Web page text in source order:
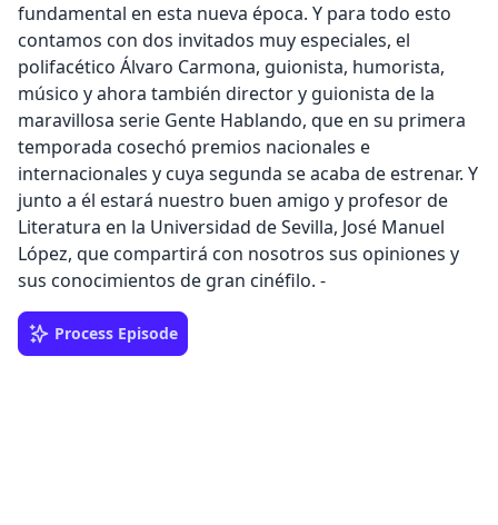
fundamental en esta nueva época. Y para todo esto
contamos con dos invitados muy especiales, el
polifacético Álvaro Carmona, guionista, humorista,
músico y ahora también director y guionista de la
maravillosa serie Gente Hablando, que en su primera
temporada cosechó premios nacionales e
internacionales y cuya segunda se acaba de estrenar. Y
junto a él estará nuestro buen amigo y profesor de
Literatura en la Universidad de Sevilla, José Manuel
López, que compartirá con nosotros sus opiniones y
sus conocimientos de gran cinéfilo. -
Process Episode